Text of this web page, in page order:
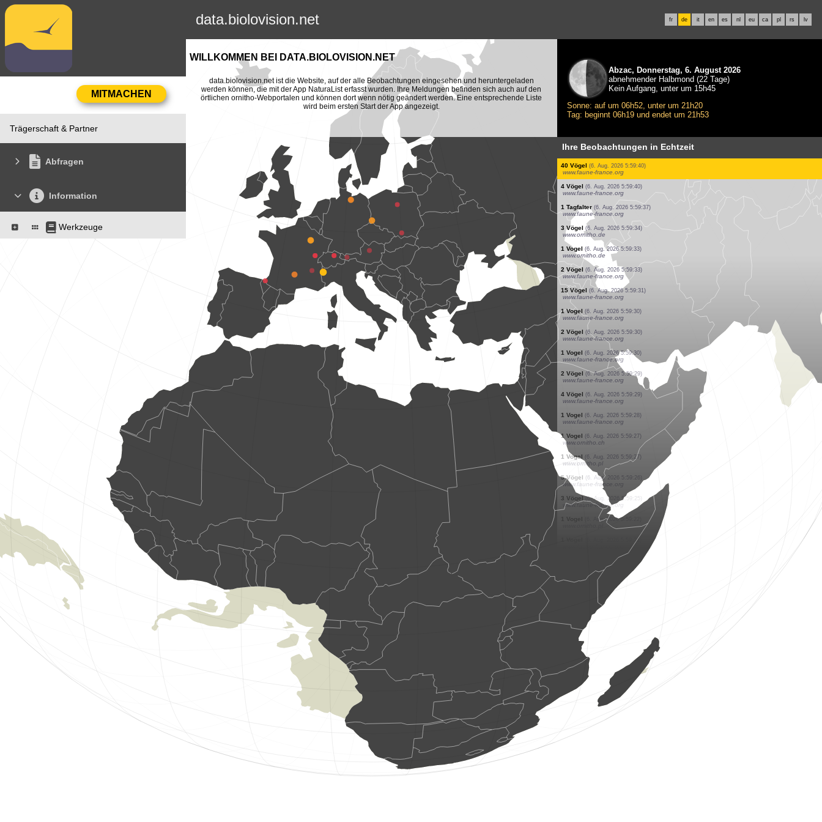
data.biolovision.net fr de it en es nl eu ca pl rs lv
Trägerschaft & Partner
Abfragen
Information
Werkzeuge
WILLKOMMEN BEI DATA.BIOLOVISION.NET
data.biolovision.net ist die Website, auf der alle Beobachtungen eingesehen und heruntergeladen
werden können, die mit der App NaturaList erfasst wurden. Ihre Meldungen befinden sich auch auf den
örtlichen ornitho-Webportalen und können dort wenn nötig geändert werden. Eine entsprechende Liste
wird beim ersten Start der App angezeigt.
Abzac, Donnerstag, 6. August 2026
abnehmender Halbmond (22 Tage)
Kein Aufgang, unter um 15h45
Sonne: auf um 06h52, unter um 21h20
Tag: beginnt 06h19 und endet um 21h53
Ihre Beobachtungen in Echtzeit
2 Vögel (6. Aug. 2026 5:59:55)
www.faune-france.org
1 Vogel (6. Aug. 2026 5:59:54)
www.faune-france.org
2 Vögel (6. Aug. 2026 5:59:54)
www.faune-france.org
3 Vögel (6. Aug. 2026 5:59:48)
www.ornitho.de
0 Vogel (6. Aug. 2026 5:59:46)
www.ornitho.de
1 Vogel (6. Aug. 2026 5:59:45)
www.faune-france.org
1 Vogel (6. Aug. 2026 5:59:43)
www.faune-france.org
4 Vögel (6. Aug. 2026 5:59:42)
www.faune-france.org
40 Vögel (6. Aug. 2026 5:59:40)
www.faune-france.org
4 Vögel (6. Aug. 2026 5:59:40)
www.faune-france.org
1 Tagfalter (6. Aug. 2026 5:59:37)
www.faune-france.org
3 Vögel (6. Aug. 2026 5:59:34)
www.ornitho.de
1 Vogel (6. Aug. 2026 5:59:33)
www.ornitho.de
2 Vögel (6. Aug. 2026 5:59:33)
www.faune-france.org
15 Vögel (6. Aug. 2026 5:59:31)
www.faune-france.org
1 Vogel (6. Aug. 2026 5:59:30)
www.faune-france.org
2 Vögel (6. Aug. 2026 5:59:30)
www.faune-france.org
(6. Aug. 2026 5:59:30)
www.faune-france.org
(6. Aug. 2026 5:59:29)
(6. Aug. 2026 5:59:29)
www.faune-france.org
1 Vogel (6. Aug. 2026 5:59:28)
www.faune-france.org
(6. Aug. 2026 5:59:27)
www.ornitho.ch
1 Vogel (6. Aug. 2026 5:59:27)
www.ornitho.pl
5 Vögel
www.faune-france.org
3 Vögel (6. Aug. 2026 5:59:25)
www.faune-france.org
1 Vogel (6. Aug. 2026 5:59:22)
www.ornitho.pl
(6. Aug. 2026 5:59:21)
www.faune-france.org
(6. Aug. 2026 5:59:15)
www.ornitho.eus